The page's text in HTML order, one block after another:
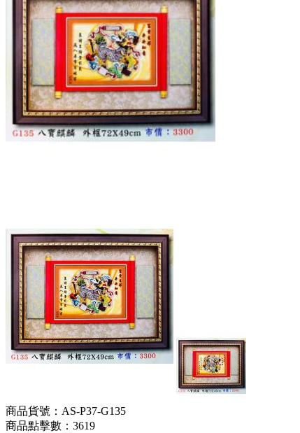
商品貨號：AS-P37-G135
商品點擊數：3619